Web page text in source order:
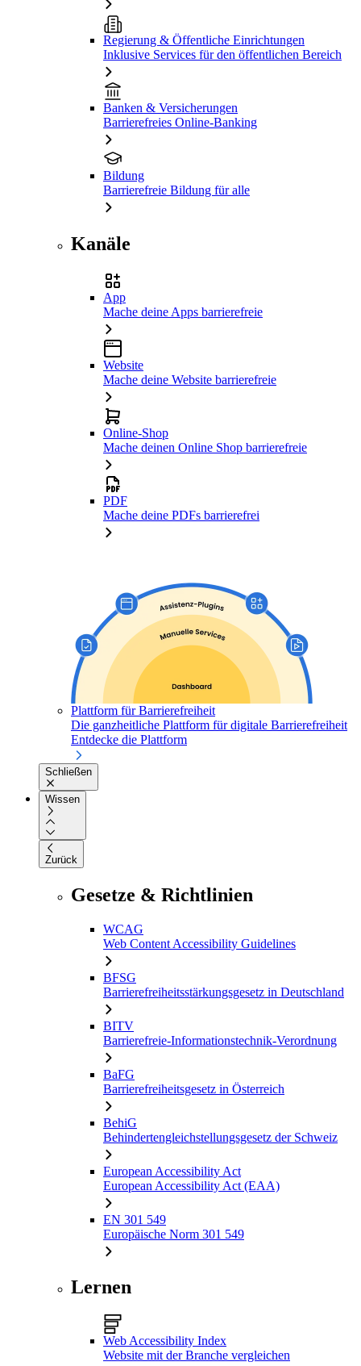
Regierung & Öffentliche Einrichtungen
Inklusive Services für den öffentlichen Bereich
Banken & Versicherungen
Barrierefreies Online-Banking
Bildung
Barrierefreie Bildung für alle
Kanäle
App
Mache deine Apps barrierefreie
Website
Mache deine Website barrierefreie
Online-Shop
Mache deinen Online Shop barrierefreie
PDF
Mache deine PDFs barrierefrei
Plattform für Barrierefreiheit
Die ganzheitliche Plattform für digitale Barrierefreiheit
Entdecke die Plattform
Schließen
Wissen
Zurück
Gesetze & Richtlinien
WCAG
Web Content Accessibility Guidelines
BFSG
Barrierefreiheitsstärkungsgesetz in Deutschland
BITV
Barrierefreie-Informationstechnik-Verordnung
BaFG
Barrierefreiheitsgesetz in Österreich
BehiG
Behindertengleichstellungsgesetz der Schweiz
European Accessibility Act
European Accessibility Act (EAA)
EN 301 549
Europäische Norm 301 549
Lernen
Web Accessibility Index
Website mit der Branche vergleichen